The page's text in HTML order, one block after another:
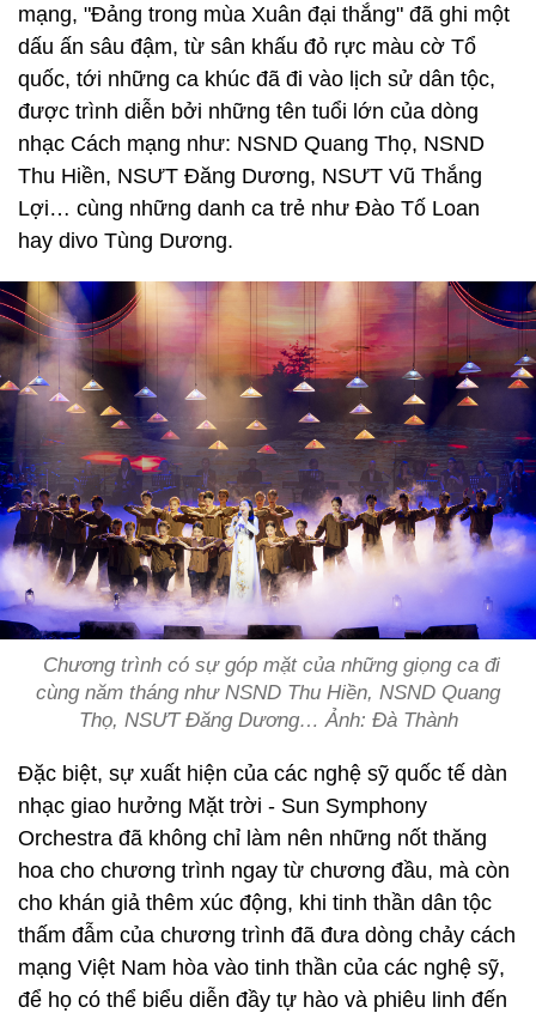
mạng, "Đảng trong mùa Xuân đại thắng" đã ghi một
dấu ấn sâu đậm, từ sân khấu đỏ rực màu cờ Tổ
quốc, tới những ca khúc đã đi vào lịch sử dân tộc,
được trình diễn bởi những tên tuổi lớn của dòng
nhạc Cách mạng như: NSND Quang Thọ, NSND
Thu Hiền, NSƯT Đăng Dương, NSƯT Vũ Thắng
Lợi… cùng những danh ca trẻ như Đào Tố Loan
hay divo Tùng Dương.
Chương trình có sự góp mặt của những giọng ca đi
cùng năm tháng như NSND Thu Hiền, NSND Quang
Thọ, NSƯT Đăng Dương… Ảnh: Đà Thành
Đặc biệt, sự xuất hiện của các nghệ sỹ quốc tế dàn
nhạc giao hưởng Mặt trời - Sun Symphony
Orchestra đã không chỉ làm nên những nốt thăng
hoa cho chương trình ngay từ chương đầu, mà còn
cho khán giả thêm xúc động, khi tinh thần dân tộc
thấm đẫm của chương trình đã đưa dòng chảy cách
mạng Việt Nam hòa vào tinh thần của các nghệ sỹ,
để họ có thể biểu diễn đầy tự hào và phiêu linh đến